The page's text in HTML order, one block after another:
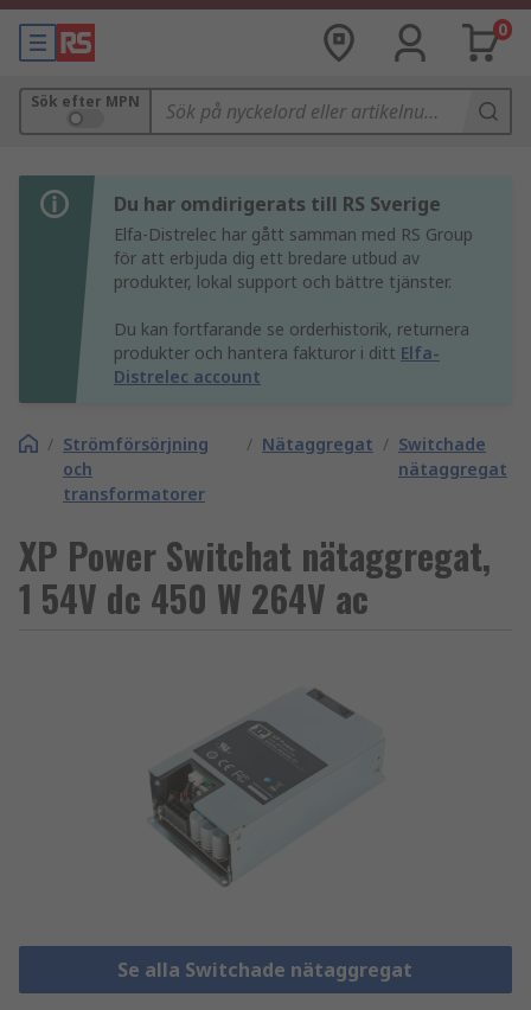
0
Sök efter MPN
Du har omdirigerats till RS Sverige
Elfa-Distrelec har gått samman med RS Group
för att erbjuda dig ett bredare utbud av
produkter, lokal support och bättre tjänster.
Du kan fortfarande se orderhistorik, returnera
produkter och hantera fakturor i ditt Elfa-
Distrelec account
/ Strömförsörjning
och
transformatorer
/ Nätaggregat / Switchade
nätaggregat
XP Power Switchat nätaggregat,
1 54V dc 450 W 264V ac
Se alla Switchade nätaggregat